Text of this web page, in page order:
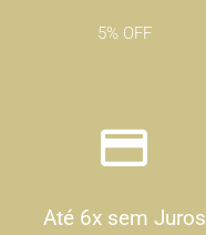
5% OFF
Até 6x sem Juros